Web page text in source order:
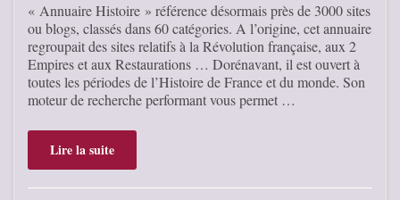
« Annuaire Histoire » référence désormais près de 3000 sites
ou blogs, classés dans 60 catégories. A l’origine, cet annuaire
regroupait des sites relatifs à la Révolution française, aux 2
Empires et aux Restaurations … Dorénavant, il est ouvert à
toutes les périodes de l’Histoire de France et du monde. Son
moteur de recherche performant vous permet …
Lire la suite